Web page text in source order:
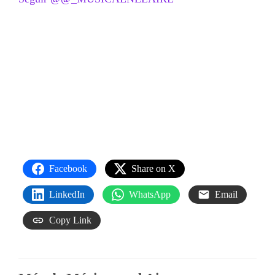
Facebook Share on X
LinkedIn WhatsApp Email
Copy Link